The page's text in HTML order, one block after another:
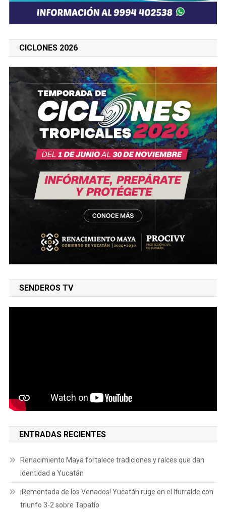
CICLONES 2026
SENDEROS TV
ENTRADAS RECIENTES
Renacimiento Maya fortalece tradiciones y raíces que dan
identidad a Yucatán
¡Remontada de los Venados! Yucatán ruge en el Iturralde con
triunfo 3-2 sobre Tapatío